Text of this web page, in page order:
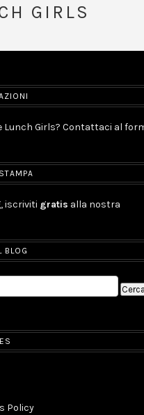
GIRLS
Lunch Girls? Contattaci al
iscriviti gratis alla nostra
BLOG
Policy